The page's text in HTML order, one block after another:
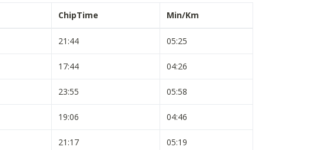
ChipTime Min/Km
21:44 05:25
17:44 04:26
23:55 05:58
19:06 04:46
21:17 05:19